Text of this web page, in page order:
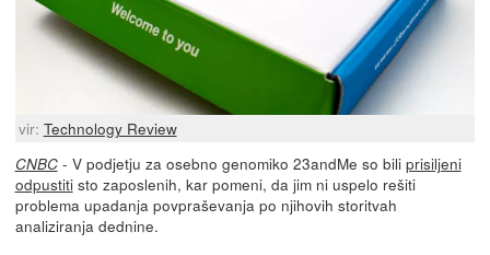
vir: Technology Review
CNBC- V podjetju za osebno genomiko 23andMe so bili prisiljeni
odpustitisto zaposlenih, kar pomeni, da jim ni uspelo rešiti
problema upadanja povpraševanja po njihovih storitvah
analiziranja dednine.